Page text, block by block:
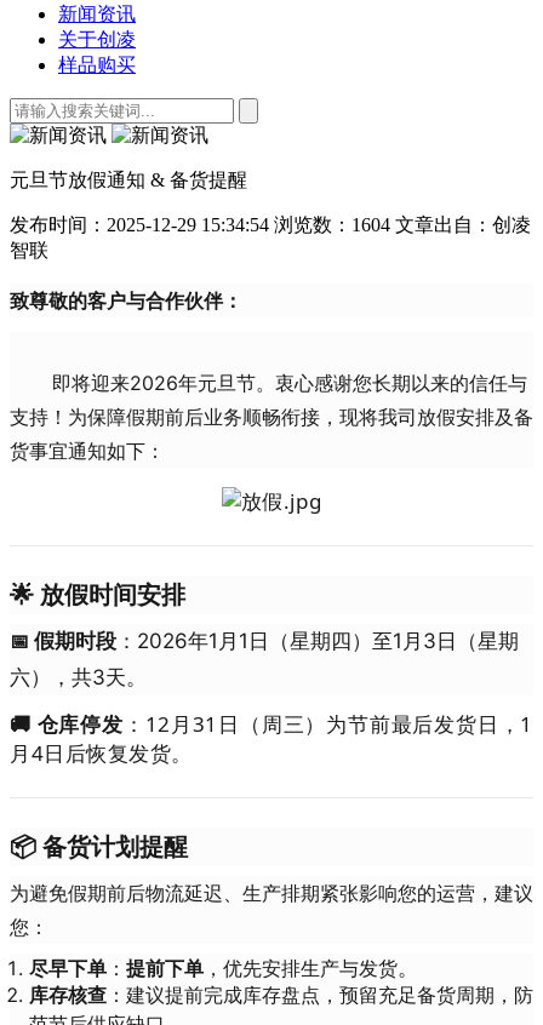
新闻资讯
关于创凌
样品购买
元旦节放假通知 & 备货提醒
发布时间：2025-12-29 15:34:54 浏览数：1604 文章出自：创凌
智联
致尊敬的客户与合作伙伴：
即将迎来2026年元旦节。衷心感谢您长期以来的信任与
支持！为保障假期前后业务顺畅衔接，现将我司放假安排及备
货事宜通知如下：
🌟 放假时间安排
📅 假期时段 ：2026年1月1日（星期四）至1月3日（星期
六），共3天。
🚚 仓库停发 ： 12月31日（周三）为节前最后发货日，1
月4日后恢复发货。
📦 备货计划提醒
为避免假期前后物流延迟、生产排期紧张影响您的运营，建议
您：
尽早下单 ： 提前下单 ，优先安排生产与发货。
库存核查 ：建议提前完成库存盘点，预留充足备货周期，防